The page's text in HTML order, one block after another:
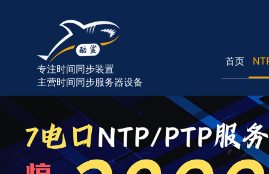
专注时间同步装置
主营时间同步服务器设备
首页